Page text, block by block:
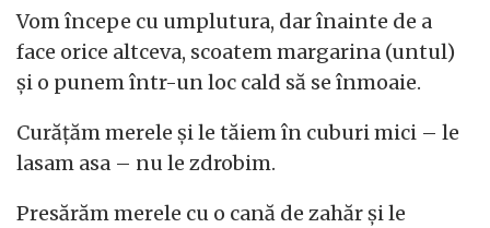
Vom începe cu umplutura, dar înainte de a
face orice altceva, scoatem margarina (untul)
și o punem într-un loc cald să se înmoaie.
Curățăm merele și le tăiem în cuburi mici – le
lasam asa – nu le zdrobim.
Presărăm merele cu o cană de zahăr și le